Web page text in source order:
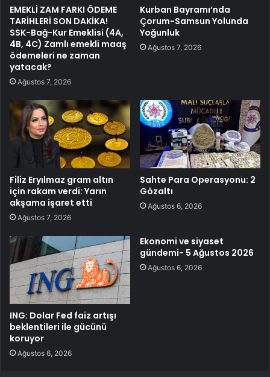
EMEKLİ ZAM FARKI ÖDEME
TARİHLERİ SON DAKİKA!
SSK-Bağ-Kur Emeklisi (4A,
4B, 4C) Zamlı emekli maaş
ödemeleri ne zaman
yatacak?
Ağustos 7, 2026
Kurban Bayramı’nda
Çorum-Samsun Yolunda
Yoğunluk
Ağustos 7, 2026
Filiz Eryılmaz gram altın
için rakam verdi: Yarın
akşama işaret etti
Ağustos 7, 2026
Sahte Para Operasyonu: 2
Gözaltı
Ağustos 6, 2026
ING: Dolar Fed faiz artışı
beklentileri ile gücünü
koruyor
Ağustos 6, 2026
Ekonomi ve siyaset
gündemi- 5 Ağustos 2026
Ağustos 6, 2026